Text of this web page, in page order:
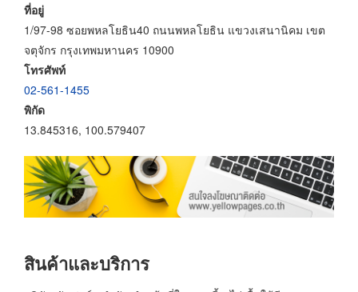
ที่อยู่
1/97-98 ซอยพหลโยธิน40 ถนนพหลโยธิน แขวงเสนานิคม เขต
จตุจักร กรุงเทพมหานคร 10900
โทรศัพท์
02-561-1455
พิกัด
13.845316, 100.579407
สินค้าและบริการ